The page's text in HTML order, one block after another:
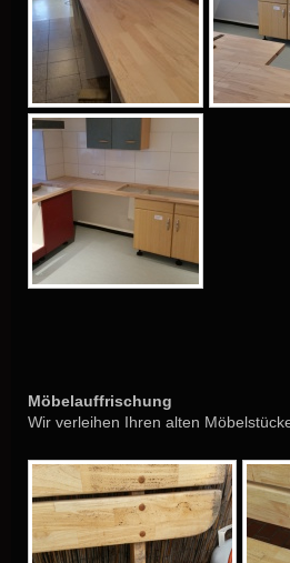
Möbelauffrischung
Wir verleihen Ihren alten